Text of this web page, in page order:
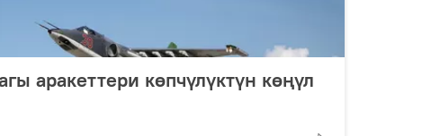
аракеттери көпчүлүктүн көңүл